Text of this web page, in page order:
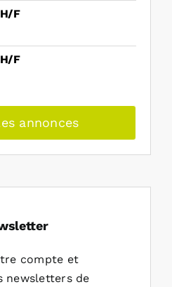
F
F
annonces
compte et
newsletters de